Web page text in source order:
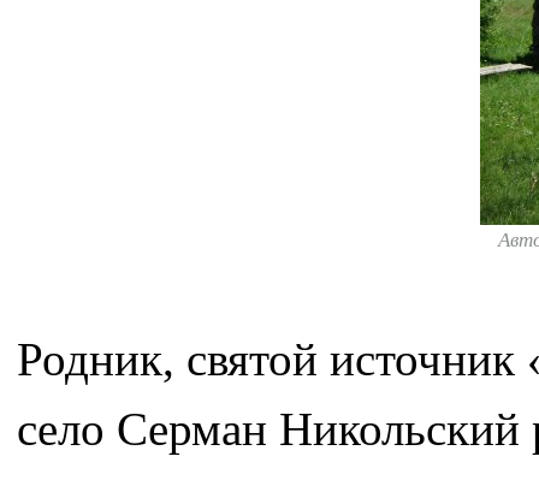
Родник, святой
село Серман Никольский